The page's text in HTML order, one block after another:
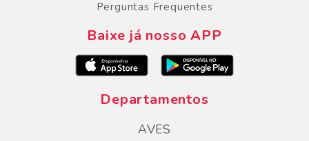
Perguntas Frequentes
Baixe já nosso APP
Departamentos
AVES